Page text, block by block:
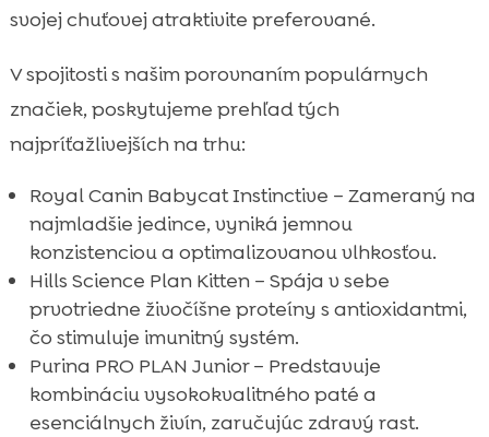
svojej chuťovej atraktivite preferované.
V spojitosti s našim porovnaním populárnych
značiek, poskytujeme prehľad tých
najpríťažlivejších na trhu:
Royal Canin Babycat Instinctive – Zameraný na
najmladšie jedince, vyniká jemnou
konzistenciou a optimalizovanou vlhkosťou.
Hills Science Plan Kitten – Spája v sebe
prvotriedne živočíšne proteíny s antioxidantmi,
čo stimuluje imunitný systém.
Purina PRO PLAN Junior – Predstavuje
kombináciu vysokokvalitného paté a
esenciálnych živín, zaručujúc zdravý rast.